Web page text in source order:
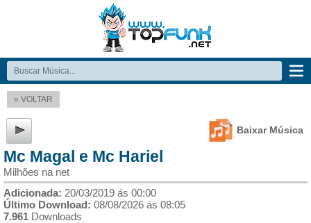
« VOLTAR
Baixar Música
Mc Magal e Mc Hariel
Milhões na net
Adicionada: 20/03/2019 ás 00:00
Último Download: 08/08/2026 ás 08:05
7.961 Downloads